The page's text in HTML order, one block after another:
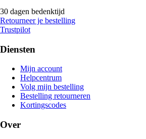
30 dagen bedenktijd
Retourneer je bestelling
Trustpilot
Diensten
Mijn account
Helpcentrum
Volg mijn bestelling
Bestelling retourneren
Kortingscodes
Over